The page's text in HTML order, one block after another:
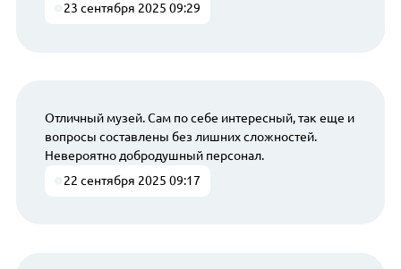
23 сентября 2025 09:29
Отличный музей. Сам по себе интересный, так еще и
вопросы составлены без лишних сложностей.
Невероятно добродушный персонал.
22 сентября 2025 09:17